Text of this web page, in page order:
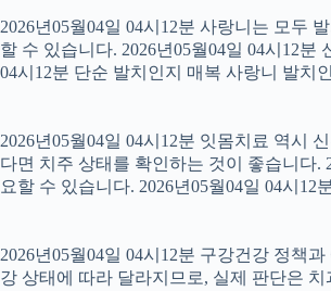
2026년05월04일 04시12분 사랑니는 모두
할 수 있습니다. 2026년05월04일 04시12
04시12분 단순 발치인지 매복 사랑니 발치
2026년05월04일 04시12분 잇몸치료 역시
다면 치주 상태를 확인하는 것이 좋습니다.
요할 수 있습니다. 2026년05월04일 04시12
2026년05월04일 04시12분 구강건강 정책
강 상태에 따라 달라지므로, 실제 판단은